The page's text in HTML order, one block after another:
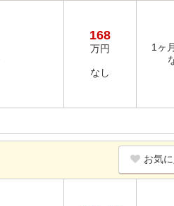
168
万円
なし
1ヶ
お気